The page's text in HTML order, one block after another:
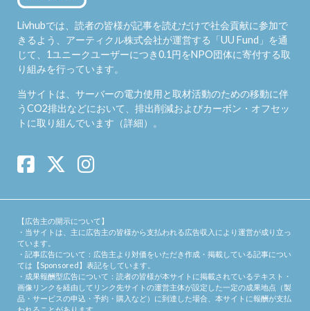
Livhubでは、読者の皆様が記事を読むだけで社会貢献に参加で
きるよう、アーティクル株式会社が運営する「UU Fund 」を通
じて、1ユニークユーザーにつき0.1円をNPO団体に寄付する取
り組みを行っています。
当サイトは、サーバーの電力使用と取材活動のための移動に伴
うCO2排出などにおいて、排出削減およびカーボン・オフセッ
トに取り組んでいます（詳細）。
【広告主の開示について】
・当サイトは、主に広告主の皆様から支払われる広告収入により運営が成り立っ
ています。
・記事広告について：広告主より対価をいただき作成・掲載している記事につい
ては【Sponsored】表記をしています。
・成果報酬型広告について：読者の皆様が本サイトに掲載されているテキスト・
画像リンクを経由してリンク先サイトの運営主体が設定した一定の成果地点（製
品・サービスの申込・予約・購入など）に到達した場合、本サイトに報酬が支払
われることがあります。